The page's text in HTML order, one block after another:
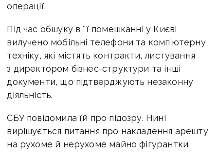
операції.
Під час обшуку в її помешканні у Києві
вилучено мобільні телефони та комп’ютерну
техніку, які містять контракти, листування
з директором бізнес-структури та інші
документи, що підтверджують незаконну
діяльність.
СБУ повідомила їй про підозру. Нині
вирішується питання про накладення арешту
на рухоме й нерухоме майно фігурантки.